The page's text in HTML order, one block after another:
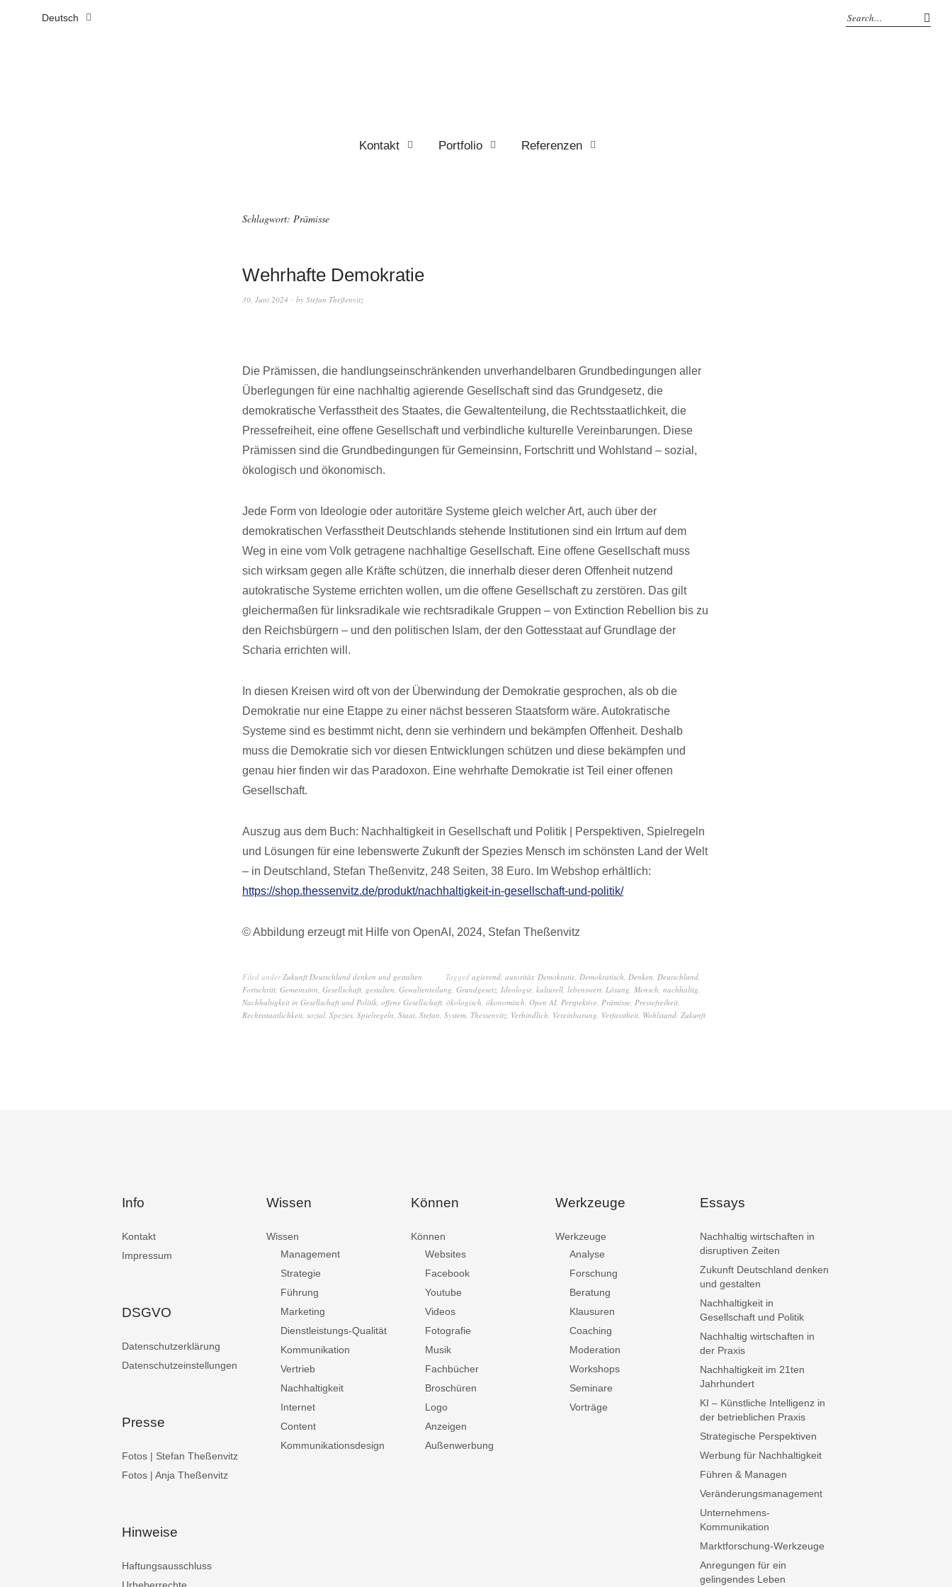
Deutsch
Kontakt Portfolio Referenzen
Schlagwort: Prämisse
Wehrhafte Demokratie
30. Juni 2024 by Stefan Theßenvitz
Die Prämissen, die handlungseinschränkenden unverhandelbaren Grundbedingungen aller
Überlegungen für eine nachhaltig agierende Gesellschaft sind das Grundgesetz, die
demokratische Verfasstheit des Staates, die Gewaltenteilung, die Rechtsstaatlichkeit, die
Pressefreiheit, eine offene Gesellschaft und verbindliche kulturelle Vereinbarungen. Diese
Prämissen sind die Grundbedingungen für Gemeinsinn, Fortschritt und Wohlstand – sozial,
ökologisch und ökonomisch.
Jede Form von Ideologie oder autoritäre Systeme gleich welcher Art, auch über der
demokratischen Verfasstheit Deutschlands stehende Institutionen sind ein Irrtum auf dem
Weg in eine vom Volk getragene nachhaltige Gesellschaft. Eine offene Gesellschaft muss
sich wirksam gegen alle Kräfte schützen, die innerhalb dieser deren Offenheit nutzend
autokratische Systeme errichten wollen, um die offene Gesellschaft zu zerstören. Das gilt
gleichermaßen für linksradikale wie rechtsradikale Gruppen – von Extinction Rebellion bis zu
den Reichsbürgern – und den politischen Islam, der den Gottesstaat auf Grundlage der
Scharia errichten will.
In diesen Kreisen wird oft von der Überwindung der Demokratie gesprochen, als ob die
Demokratie nur eine Etappe zu einer nächst besseren Staatsform wäre. Autokratische
Systeme sind es bestimmt nicht, denn sie verhindern und bekämpfen Offenheit. Deshalb
muss die Demokratie sich vor diesen Entwicklungen schützen und diese bekämpfen und
genau hier finden wir das Paradoxon. Eine wehrhafte Demokratie ist Teil einer offenen
Gesellschaft.
Auszug aus dem Buch: Nachhaltigkeit in Gesellschaft und Politik | Perspektiven, Spielregeln
und Lösungen für eine lebenswerte Zukunft der Spezies Mensch im schönsten Land der Welt
– in Deutschland, Stefan Theßenvitz, 248 Seiten, 38 Euro. Im Webshop erhältlich:
https://shop.thessenvitz.de/produkt/nachhaltigkeit-in-gesellschaft-und-politik/
© Abbildung erzeugt mit Hilfe von OpenAI, 2024, Stefan Theßenvitz
Filed underZukunft Deutschland denken und gestalten Tagged agierend, autoritär, Demokratie, Demokratisch, Denken, Deutschland,
Fortschritt, Gemeinsinn, Gesellschaft, gestalten, Gewaltenteilung, Grundgesetz, Ideologie, kulturell, lebenswert, Lösung, Mensch, nachhaltig,
Nachhaltigkeit in Gesellschaft und Politik, offene Gesellschaft, ökologisch, ökonomisch, Open AI, Perspektive, Prämisse, Pressefreiheit,
Rechtsstaatlichkeit, sozial, Spezies, Spielregeln, Staat, Stefan, System, Thessenvitz, Verbindlich, Vereinbarung, Verfasstheit, Wohlstand, Zukunft
Info
Kontakt
Impressum
DSGVO
Datenschutzerklärung
Datenschutzeinstellungen
Presse
Fotos | Stefan Theßenvitz
Fotos | Anja Theßenvitz
Hinweise
Haftungsausschluss
Wissen
Wissen
Management
Strategie
Führung
Marketing
Dienstleistungs-Qualität
Kommunikation
Vertrieb
Nachhaltigkeit
Internet
Content
Kommunikationsdesign
Können
Können
Websites
Facebook
Youtube
Videos
Fotografie
Musik
Fachbücher
Broschüren
Logo
Anzeigen
Außenwerbung
Werkzeuge
Werkzeuge
Analyse
Forschung
Beratung
Klausuren
Coaching
Moderation
Workshops
Seminare
Vorträge
Essays
Nachhaltig wirtschaften in
disruptiven Zeiten
Zukunft Deutschland denken
und gestalten
Nachhaltigkeit in
Gesellschaft und Politik
Nachhaltig wirtschaften in
der Praxis
Nachhaltigkeit im 21ten
Jahrhundert
KI – Künstliche Intelligenz in
der betrieblichen Praxis
Strategische Perspektiven
Werbung für Nachhaltigkeit
Führen & Managen
Veränderungsmanagement
Unternehmens-
Kommunikation
Marktforschung-Werkzeuge
Anregungen für ein
gelingendes Leben